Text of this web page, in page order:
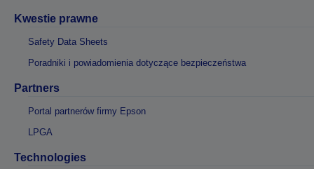
Kwestie prawne
Safety Data Sheets
Poradniki i powiadomienia dotyczące bezpieczeństwa
Partners
Portal partnerów firmy Epson
LPGA
Technologies